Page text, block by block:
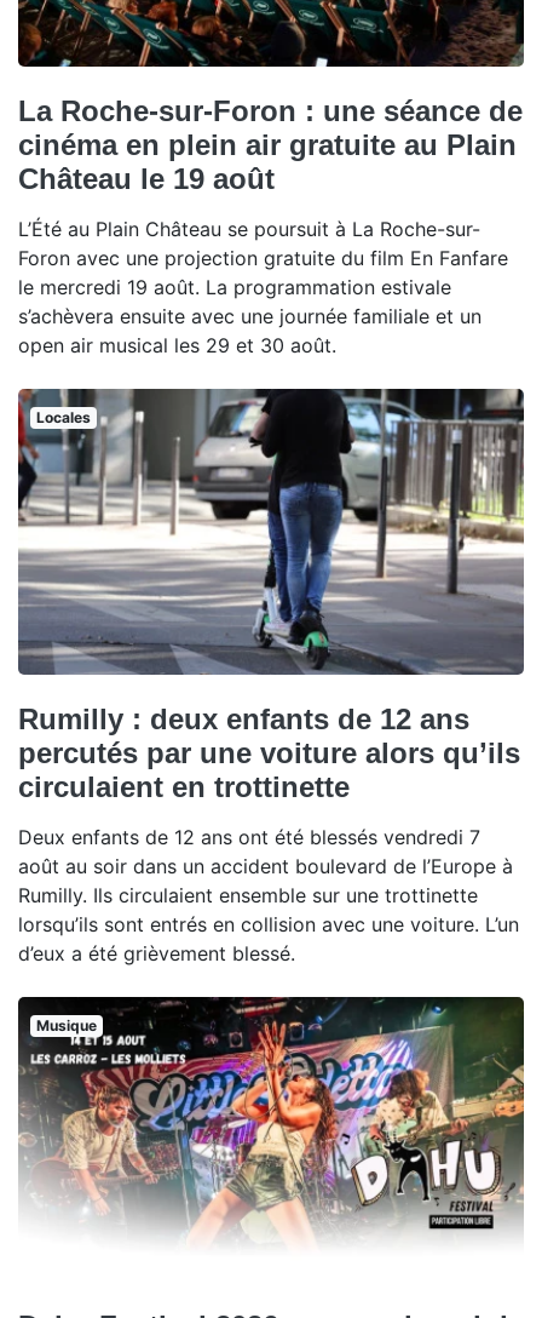
La Roche-sur-Foron : une séance de
cinéma en plein air gratuite au Plain
Château le 19 août
L’Été au Plain Château se poursuit à La Roche-sur-
Foron avec une projection gratuite du film En Fanfare
le mercredi 19 août. La programmation estivale
s’achèvera ensuite avec une journée familiale et un
open air musical les 29 et 30 août.
Locales
Rumilly : deux enfants de 12 ans
percutés par une voiture alors qu’ils
circulaient en trottinette
Deux enfants de 12 ans ont été blessés vendredi 7
août au soir dans un accident boulevard de l’Europe à
Rumilly. Ils circulaient ensemble sur une trottinette
lorsqu’ils sont entrés en collision avec une voiture. L’un
d’eux a été grièvement blessé.
Musique